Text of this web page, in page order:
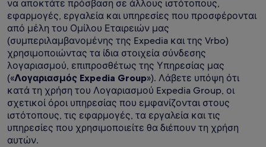
να αποκτάτε πρόσβαση σε άλλους ιστότοπους,
εφαρμογές, εργαλεία και υπηρεσίες που προσφέρονται
από μέλη του Ομίλου Εταιρειών μας
(συμπεριλαμβανομένης της Expedia και της Vrbo)
χρησιμοποιώντας τα ίδια στοιχεία σύνδεσης
λογαριασμού, επιπροσθέτως της Υπηρεσίας μας
(«Λογαριασμός Expedia Group»). Λάβετε υπόψη ότι
κατά τη χρήση του Λογαριασμού Expedia Group, οι
σχετικοί όροι υπηρεσίας που εμφανίζονται στους
ιστότοπους, τις εφαρμογές, τα εργαλεία και τις
υπηρεσίες που χρησιμοποιείτε θα διέπουν τη χρήση
αυτών.